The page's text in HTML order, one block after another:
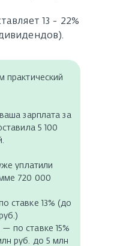
13 - 22%
практический
зарплата за
5 100
уплатили
720 000
ставке 13% (до
по ставке 15%
руб. до 5 млн